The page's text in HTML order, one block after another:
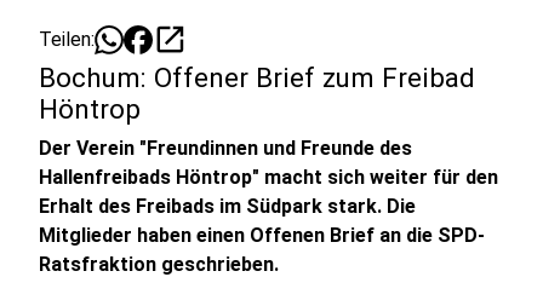
Teilen: open_in_new
Bochum: Offener Brief zum Freibad
Höntrop
Der Verein "Freundinnen und Freunde des
Hallenfreibads Höntrop" macht sich weiter für den
Erhalt des Freibads im Südpark stark. Die
Mitglieder haben einen Offenen Brief an die SPD-
Ratsfraktion geschrieben.